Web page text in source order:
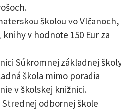
školou vo Vlčanoch,
v hodnote 150 Eur za
Súkromnej základnej
škola mimo poradia
v školskej knižnici.
Strednej odbornej škole